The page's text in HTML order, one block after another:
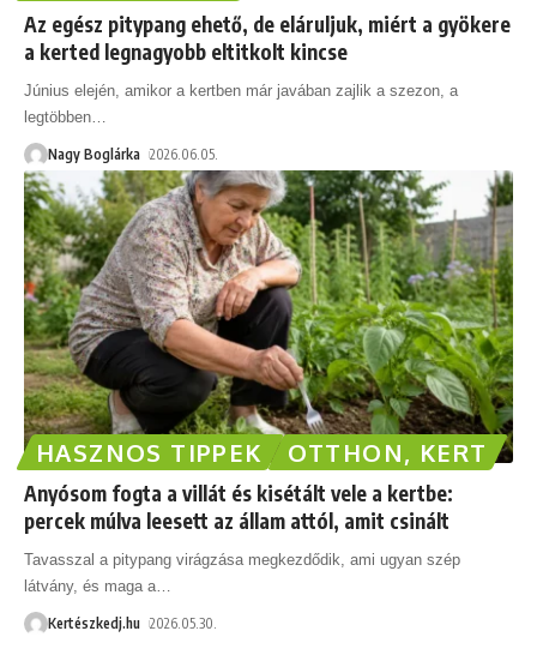
Az egész pitypang ehető, de eláruljuk, miért a gyökere
a kerted legnagyobb eltitkolt kincse
Június elején, amikor a kertben már javában zajlik a szezon, a
legtöbben
Nagy Boglárka 2026.06.05.
HASZNOS TIPPEK OTTHON, KERT
Anyósom fogta a villát és kisétált vele a kertbe:
percek múlva leesett az állam attól, amit csinált
Tavasszal a pitypang virágzása megkezdődik, ami ugyan szép
látvány, és maga a…
Kertészkedj.hu 2026.05.30.